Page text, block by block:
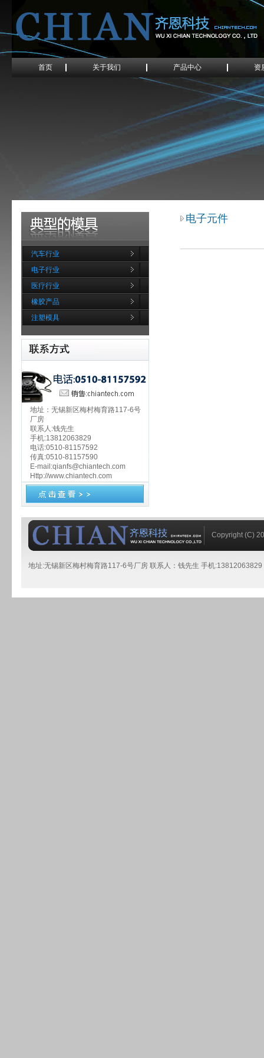
首页 关于我们 产品中心 资
汽车行业
电子行业
医疗行业
橡胶产品
注塑模具
地址：无锡新区梅村梅育路117-6号
厂房
联系人:钱先生
手机:13812063829
电话:0510-81157592
传真:0510-81157590
E-mail:qianfs@chiantech.com
Http://www.chiantech.com
电子元件
Copyright (C)
地址:无锡新区梅村梅育路117-6号厂房 联系人：钱先生 手机